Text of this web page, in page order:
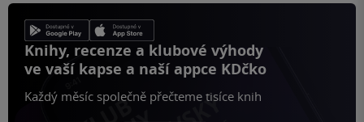
Knihy, recenze a klubové výhody
ve vaší kapse a naší appce KDčko
Každý měsíc společně přečteme tisíce knih